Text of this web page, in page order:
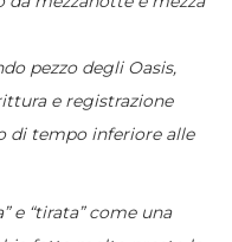
pezzo degli Oasis,
e registrazione
di tempo inferiore alle
e “tirata” come una